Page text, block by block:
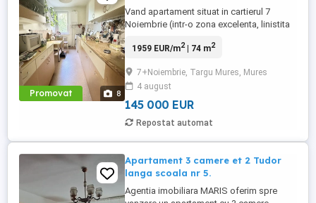
Promovat 8
Vand apartament situat in cartierul 7
Noiembrie (intr-o zona excelenta, linistita
UMFST si de toate punctele de interes),
bucatarie, doua bai, living, doua
dormitoare, camara, debara si balcon.
Imobilul se incadreaza in clasa ...
1959 EUR/m2| 74 m2
7+Noiembrie, Targu Mures, Mures
4 august
145 000 EUR
Repostat automat
Apartament 3 camere et 2 Tudor
langa scoala nr 5.
Agentia imobiliara MARIS oferim spre